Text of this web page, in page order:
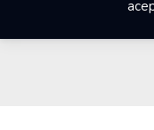
everardoherrera.com,
navegación, bases